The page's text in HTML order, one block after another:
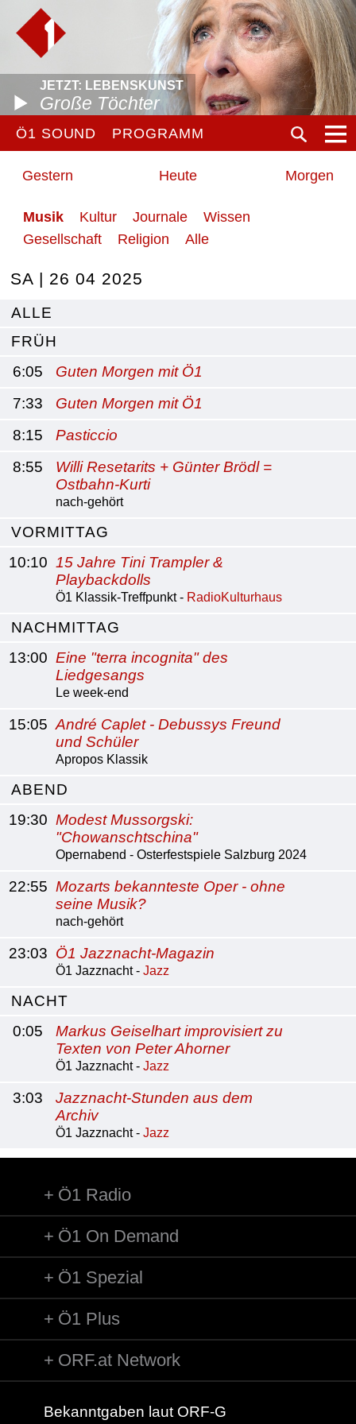
JETZT: LEBENSKUNST
Große Töchter
Ö1 SOUND PROGRAMM
Gestern Heute Morgen
Musik Kultur Journale
Wissen
Gesellschaft
Religion Alle
SA | 26 04 2025
ALLE
FRÜH
6:05
Guten Morgen mit Ö1
7:33
Guten Morgen mit Ö1
8:15
Pasticcio
8:55
Willi Resetarits + Günter Brödl =
Ostbahn-Kurti
nach-gehört
VORMITTAG
10:10 15 Jahre Tini Trampler &
Playbackdolls
Ö1 Klassik-Treffpunkt - RadioKulturhaus
NACHMITTAG
13:00 Eine "terra incognita" des
Liedgesangs
Le week-end
15:05 André Caplet - Debussys Freund
und Schüler
Apropos Klassik
ABEND
19:30 Modest Mussorgski:
"Chowanschtschina"
Opernabend - Osterfestspiele Salzburg 2024
22:55 Mozarts bekannteste Oper - ohne
seine Musik?
nach-gehört
23:03 Ö1 Jazznacht-Magazin
Ö1 Jazznacht - Jazz
NACHT
0:05
Markus Geiselhart improvisiert zu
Texten von Peter Ahorner
Ö1 Jazznacht - Jazz
3:03
Jazznacht-Stunden aus dem
Archiv
Ö1 Jazznacht - Jazz
Ö1 Radio
Ö1 On Demand
Ö1 Spezial
Ö1 Plus
ORF.at Network
Bekanntgaben laut ORF-G